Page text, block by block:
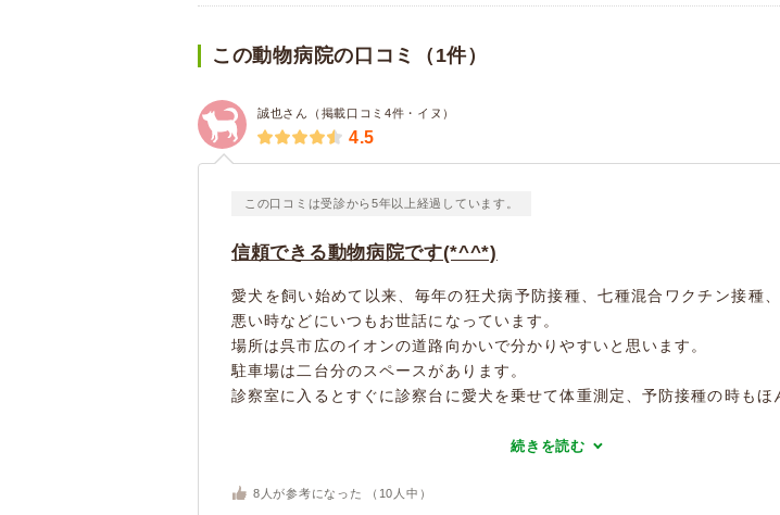
この動物病院の口コミ（1件）
誠也さん（掲載口コミ4件・イヌ）
4.5
この口コミは受診から5年以上経過しています。
信頼できる動物病院です(*^^*)
愛犬を飼い始めて以来、毎年の狂犬病予防接種、七種混合ワクチン接種
悪い時などにいつもお世話になっています。
場所は呉市広のイオンの道路向かいで分かりやすいと思います。
駐車場は二台分のスペースがあります。
診察室に入るとすぐに診察台に愛犬を乗せて体重測定、予防接種の時もほ
続きを読む
8 人が参考になった （ 10 人中）